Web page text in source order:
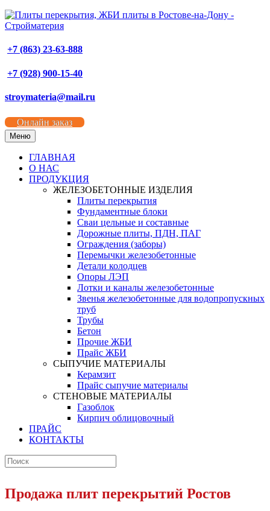
+7 (863) 23-63-888
+7 (928) 900-15-40
stroymateria@mail.ru
Онлайн заказ
Меню
ГЛАВНАЯ
О НАС
ПРОДУКЦИЯ
ЖЕЛЕЗОБЕТОННЫЕ ИЗДЕЛИЯ
Плиты перекрытия
Фундаментные блоки
Сваи цельные и составные
Дорожные плиты, ПДН, ПАГ
Ограждения (заборы)
Перемычки железобетонные
Детали колодцев
Опоры ЛЭП
Лотки и каналы железобетонные
Звенья железобетонные для водопропускных
труб
Трубы
Бетон
Прочие ЖБИ
Прайс ЖБИ
СЫПУЧИЕ МАТЕРИАЛЫ
Керамзит
Прайс сыпучие материалы
СТЕНОВЫЕ МАТЕРИАЛЫ
Газоблок
Кирпич облицовочный
ПРАЙС
КОНТАКТЫ
Продажа плит перекрытий Ростов